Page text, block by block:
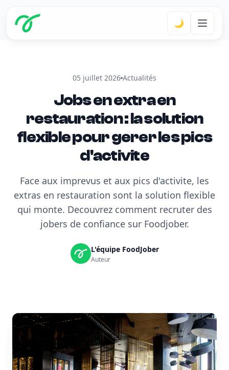
🌙
05 juillet 2026 Actualités
Jobs en extra en
restauration : la solution
flexible pour gerer les pics
d'activite
Face aux imprevus et aux pics d'activite, les
extras en restauration sont la solution flexible
qui monte. Decouvrez comment recruter des
jobers de confiance sur Foodjober.
L'équipe FoodJober
Auteur